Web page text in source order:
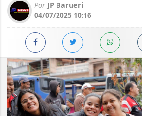
Por JP Barueri
04/07/2025 10:16